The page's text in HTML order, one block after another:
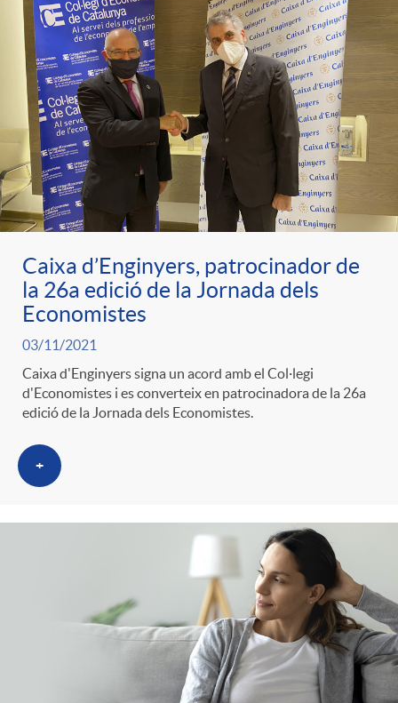
Caixa d’Enginyers, patrocinador de
la 26a edició de la Jornada dels
Economistes
03/11/2021
Caixa d'Enginyers signa un acord amb el Col·legi
d'Economistes i es converteix en patrocinadora de la 26a
edició de la Jornada dels Economistes.
+